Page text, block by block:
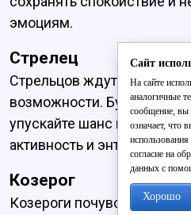
эмоциям.
Стрелец
Стрельцов ждут
возможности. Будьте
упускайте шанс
активность и энтузиазм
Козерог
Козероги почувствуют
Сайт
На сайте
аналогичные
сообщение, вы
означает, что
использования
согласие на
данных с
Хорошо